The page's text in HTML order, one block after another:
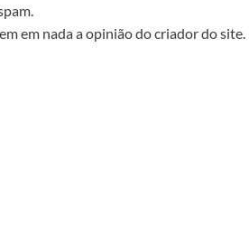
em nada a opinião do criador do site.